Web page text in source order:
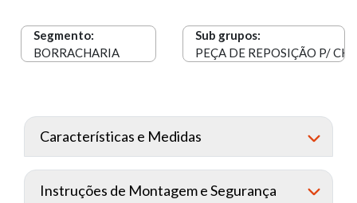
Segmento:
BORRACHARIA
Sub grupos:
PEÇA DE REPOSIÇÃO P/
Características e Medidas
Instruções de Montagem e Segurança